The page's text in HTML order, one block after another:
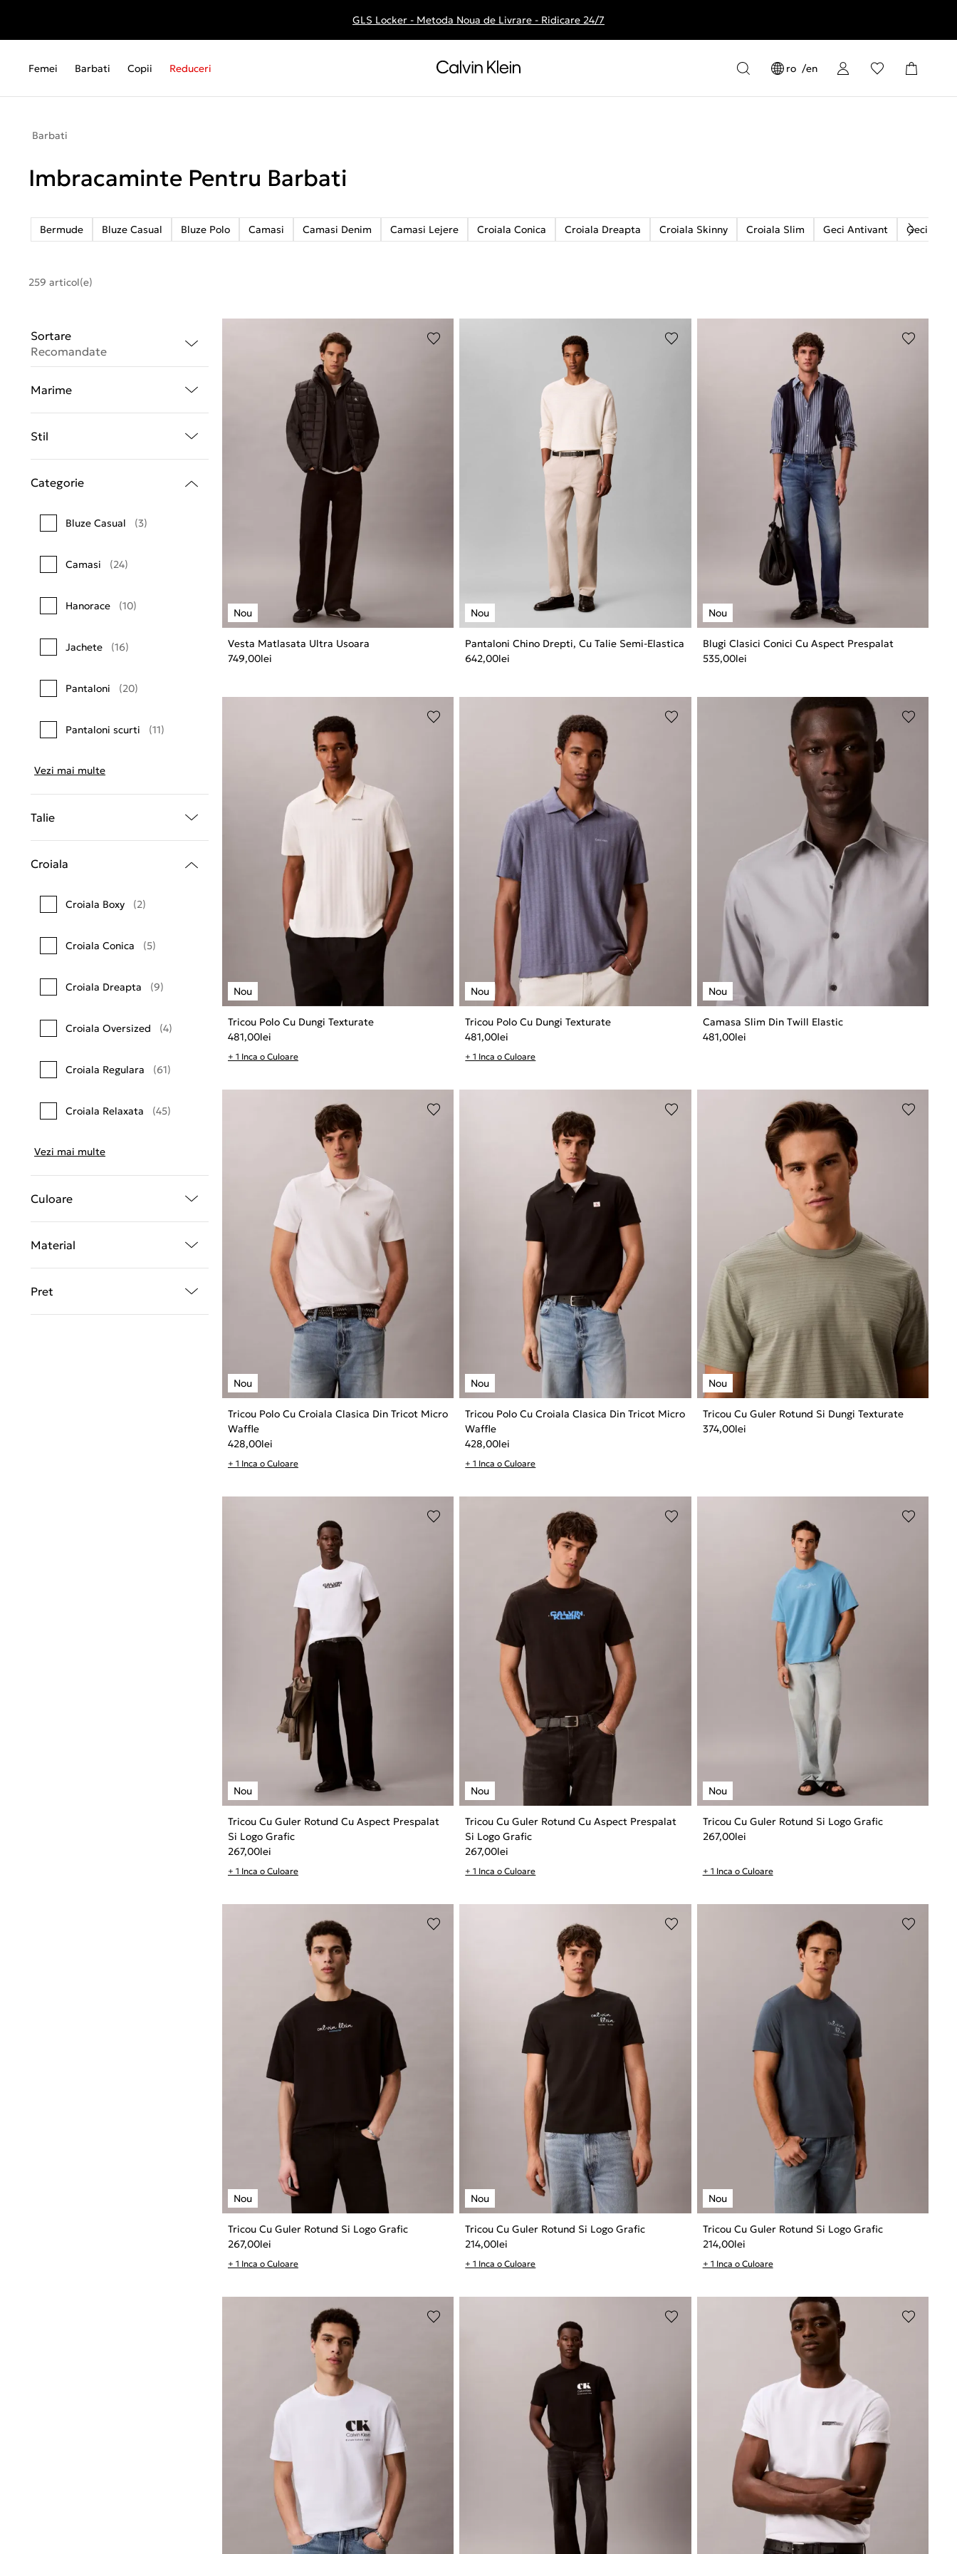
Livrare gratuita la comenzile de peste 250 RON
GLS Locker - Metoda Noua de Livrare - Ridicare 24/7
Femei Barbati Copii Reduceri ro en
Barbati
Imbracaminte Pentru Barbati
Bermude Bluze Casual Bluze Polo Camasi Camasi Denim Camasi Lejere Croiala Conica Croiala Dreapta Croiala Skinny Croiala Slim Geci Antivant Geci
259 articol(e)
Sortare
Recomandate
Marime
Stil
Categorie
Bluze Casual (3)
Camasi (24)
Hanorace (10)
Jachete (16)
Pantaloni (20)
Pantaloni scurti (11)
Vezi mai multe
Talie
Croiala
Croiala Boxy (2)
Croiala Conica (5)
Croiala Dreapta (9)
Croiala Oversized (4)
Croiala Regulara (61)
Croiala Relaxata (45)
Vezi mai multe
Culoare
Material
Pret
Vesta Matlasata Ultra Usoara
749,00lei
Pantaloni Chino Drepti, Cu Talie Semi-Elastica
642,00lei
Blugi Clasici Conici Cu Aspect Prespalat
535,00lei
Tricou Polo Cu Dungi Texturate
481,00lei
+ 1 Inca o Culoare
Tricou Polo Cu Dungi Texturate
481,00lei
+ 1 Inca o Culoare
Camasa Slim Din Twill Elastic
481,00lei
Tricou Polo Cu Croiala Clasica Din Tricot Micro
Waffle
428,00lei
+ 1 Inca o Culoare
Tricou Polo Cu Croiala Clasica Din Tricot Micro
Waffle
428,00lei
+ 1 Inca o Culoare
Tricou Cu Guler Rotund Si Dungi Texturate
374,00lei
Tricou Cu Guler Rotund Cu Aspect Prespalat
Si Logo Grafic
267,00lei
+ 1 Inca o Culoare
Tricou Cu Guler Rotund Cu Aspect Prespalat
Si Logo Grafic
267,00lei
+ 1 Inca o Culoare
Tricou Cu Guler Rotund Si Logo Grafic
267,00lei
+ 1 Inca o Culoare
Tricou Cu Guler Rotund Si Logo Grafic
267,00lei
+ 1 Inca o Culoare
Tricou Cu Guler Rotund Si Logo Grafic
214,00lei
+ 1 Inca o Culoare
Tricou Cu Guler Rotund Si Logo Grafic
214,00lei
+ 1 Inca o Culoare